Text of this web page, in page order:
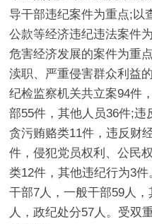
导干部违纪案件为重点;以
公款等经济违纪违法案件
危害经济发展的案件为重
渎职、严重侵害群众利益
纪检监察机关共立案94件
部55件，其他人员36件;违
贪污贿赂类11件，违反财
件，侵犯党员权利、公民
类12件，其他违纪行为3
干部7人，一般干部59人
人，政纪处分57人。受双